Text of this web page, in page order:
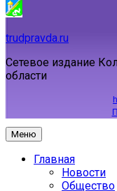
trudpravda.ru
Сетевое издание
области
Меню
Главная
Новости
Общество